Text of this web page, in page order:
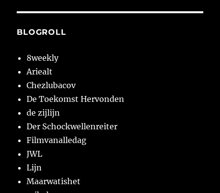
BLOGROLL
8weekly
Ariealt
Chezlubacov
De Toekomst Hervonden
de zijlijn
Der Schockwellenreiter
Filmvanalledag
JWL
Lijn
Maarwatishet